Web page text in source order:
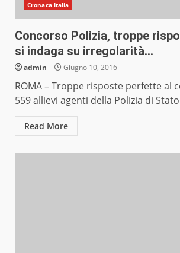
Cronaca Italia
Concorso Polizia, troppe
si indaga su irregolarità…
admin Giugno 10, 2016
ROMA – Troppe risposte perfette al
559 allievi agenti della Polizia di
Read More